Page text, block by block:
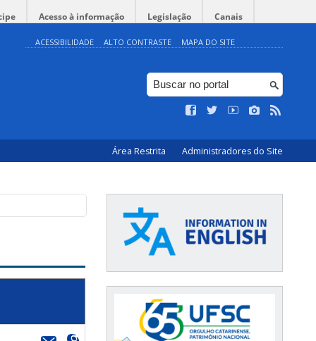
Acesso à informação Legislação Canais
ACESSIBILIDADE ALTO CONTRASTE MAPA DO SITE
Área Restrita Administradores do Site